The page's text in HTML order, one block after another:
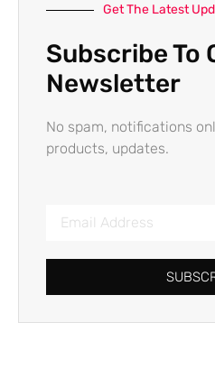
Get The Latest
Subscribe To
Newsletter
No spam, notifications
products, updates.